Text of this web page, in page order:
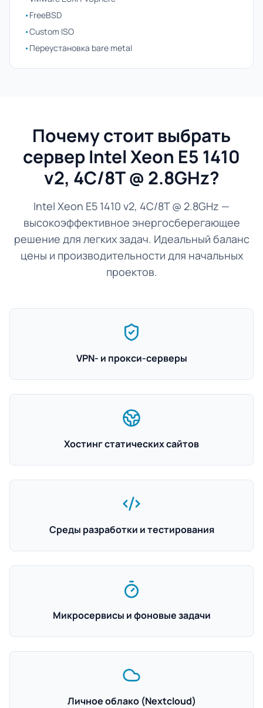
•FreeBSD
•Custom ISO
•Переустановка bare metal
Почему стоит выбрать
сервер Intel Xeon E5 1410
v2, 4C/8T @ 2.8GHz?
Intel Xeon E5 1410 v2, 4C/8T @ 2.8GHz —
высокоэффективное энергосберегающее
решение для легких задач. Идеальный баланс
цены и производительности для начальных
проектов.
VPN- и прокси-серверы
Хостинг статических сайтов
Среды разработки и тестирования
Микросервисы и фоновые задачи
Личное облако (Nextcloud)